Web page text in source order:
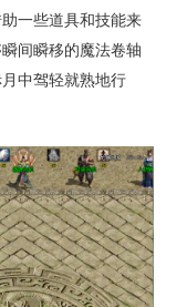
一些道具和技能来
间瞬移的魔法卷轴
中驾轻就熟地行